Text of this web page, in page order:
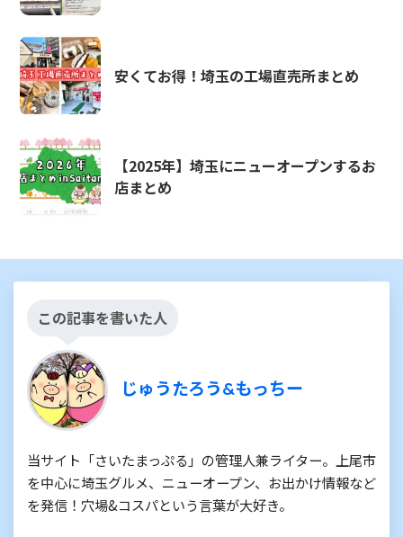
安くてお得！埼玉の工場直売所まとめ
【2025年】埼玉にニューオープンするお
店まとめ
この記事を書いた人
じゅうたろう&もっちー
当サイト「さいたまっぷる」の管理人兼ライター。上尾市
を中心に埼玉グルメ、ニューオープン、お出かけ情報など
を発信！穴場&コスパという言葉が大好き。